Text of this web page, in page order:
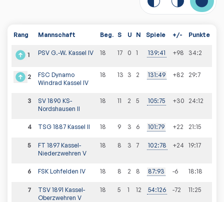
Rang Mannschaft Beg. S U N Spiele +/- Punkte
1 PSV G.-W. Kassel IV 18 17 0 1 139:41 +98 34:2
2
FSC Dynamo
Windrad Kassel IV
18 13 3 2 131:49 +82 29:7
3
SV 1890 KS-
Nordshausen II
18 11 2 5 105:75 +30 24:12
4 TSG 1887 Kassel II 18 9 3 6 101:79 +22 21:15
5
FT 1897 Kassel-
Niederzwehren V
18 8 3 7 102:78 +24 19:17
6 FSK Lohfelden IV 18 8 2 8 87:93 -6 18:18
7
TSV 1891 Kassel-
Oberzwehren V
18 5 1 12 54:126 -72 11:25